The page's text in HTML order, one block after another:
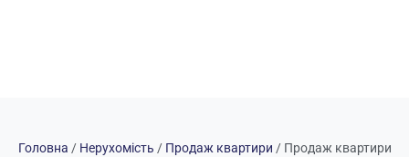
Головна / Нерухомість / Продаж квартири / Продаж квартири